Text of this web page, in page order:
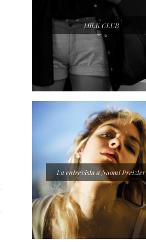
MILK CLUB
La entrevista a Naomi Preizler